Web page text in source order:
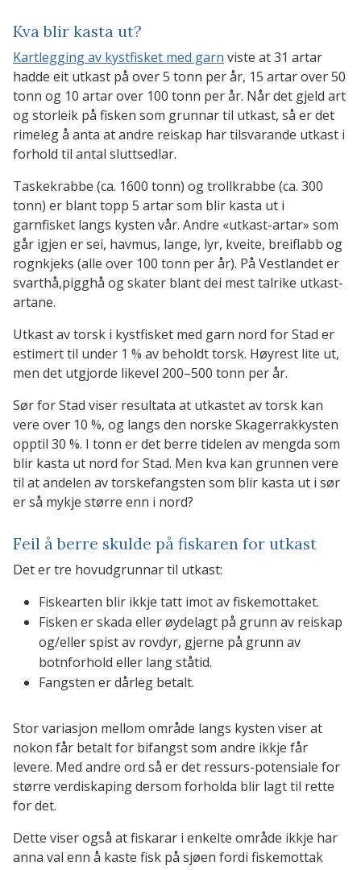
Kva blir kasta ut?
Kartlegging av kystfisket med garn viste at 31 artar
hadde eit utkast på over 5 tonn per år, 15 artar over 50
tonn og 10 artar over 100 tonn per år. Når det gjeld art
og storleik på fisken som grunnar til utkast, så er det
rimeleg å anta at andre reiskap har tilsvarande utkast i
forhold til antal sluttsedlar.
Taskekrabbe (ca. 1600 tonn) og trollkrabbe (ca. 300
tonn) er blant topp 5 artar som blir kasta ut i
garnfisket langs kysten vår. Andre «utkast-artar» som
går igjen er sei, havmus, lange, lyr, kveite, breiflabb og
rognkjeks (alle over 100 tonn per år). På Vestlandet er
svarthå,pigghå og skater blant dei mest talrike utkast-
artane.
Utkast av torsk i kystfisket med garn nord for Stad er
estimert til under 1 % av beholdt torsk. Høyrest lite ut,
men det utgjorde likevel 200–500 tonn per år.
Sør for Stad viser resultata at utkastet av torsk kan
vere over 10 %, og langs den norske Skagerrakkysten
opptil 30 %. I tonn er det berre tidelen av mengda som
blir kasta ut nord for Stad. Men kva kan grunnen vere
til at andelen av torskefangsten som blir kasta ut i sør
er så mykje større enn i nord?
Feil å berre skulde på fiskaren for utkast
Det er tre hovudgrunnar til utkast:
Fiskearten blir ikkje tatt imot av fiskemottaket.
Fisken er skada eller øydelagt på grunn av reiskap
og/eller spist av rovdyr, gjerne på grunn av
botnforhold eller lang ståtid.
Fangsten er dårleg betalt.
Stor variasjon mellom område langs kysten viser at
nokon får betalt for bifangst som andre ikkje får
levere. Med andre ord så er det ressurs-potensiale for
større verdiskaping dersom forholda blir lagt til rette
for det.
Dette viser også at fiskarar i enkelte område ikkje har
anna val enn å kaste fisk på sjøen fordi fiskemottak